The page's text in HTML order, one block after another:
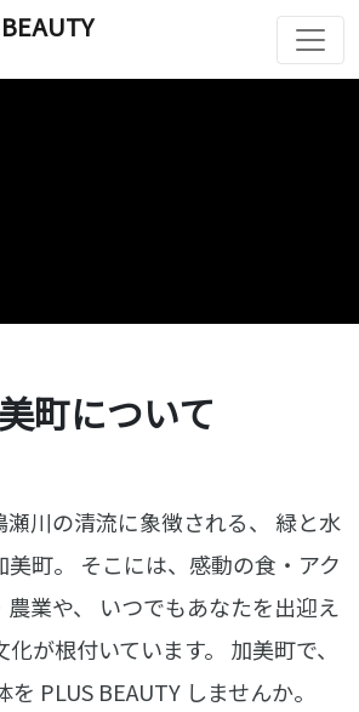
町について
川の清流に象徴される、
緑と水
町。
そこには、感動の食・アク
業や、
いつでもあなたを出迎え
が根付いています。
加美町で、
PLUS BEAUTY しませんか。